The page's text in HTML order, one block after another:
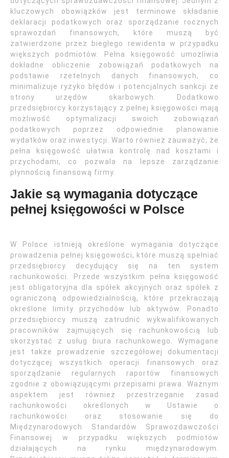
kluczowych obowiązków jest terminowe składanie
deklaracji podatkowych oraz sporządzanie rocznych
sprawozdań finansowych, które muszą być
zatwierdzone przez biegłego rewidenta w przypadku
większych podmiotów. Pełna księgowość umożliwia
dokładne obliczenie zobowiązań podatkowych na
podstawie rzetelnych danych finansowych, co
minimalizuje ryzyko błędów i potencjalnych sankcji ze
strony urzędów skarbowych. Dodatkowo
przedsiębiorcy korzystający z pełnej księgowości mają
możliwość optymalizacji swoich zobowiązań
podatkowych poprzez odpowiednie planowanie
wydatków oraz inwestycji. Warto również zauważyć, że
pełna księgowość ułatwia kontrolę nad kosztami i
przychodami, co pozwala na lepsze zarządzanie
płynnością finansową firmy.
Jakie są wymagania dotyczące
pełnej księgowości w Polsce
W Polsce istnieją określone wymagania dotyczące
prowadzenia pełnej księgowości, które muszą spełniać
przedsiębiorcy decydujący się na ten system
rachunkowości. Przede wszystkim pełna księgowość
jest obligatoryjna dla spółek akcyjnych oraz spółek z
ograniczoną odpowiedzialnością, które przekraczają
określone limity przychodów lub aktywów. Ponadto
przedsiębiorcy muszą zatrudnić wykwalifikowanych
pracowników zajmujących się rachunkowością lub
skorzystać z usług biura rachunkowego. Wymagane
jest także prowadzenie szczegółowej dokumentacji
dotyczącej wszystkich operacji finansowych oraz
sporządzanie regularnych raportów finansowych
zgodnie z obowiązującymi przepisami prawa. Ważnym
aspektem jest również przestrzeganie zasad
rachunkowości określonych w Ustawie o
rachunkowości oraz stosowanie się do
Międzynarodowych Standardów Sprawozdawczości
Finansowej w przypadku większych podmiotów
działających na rynku międzynarodowym.